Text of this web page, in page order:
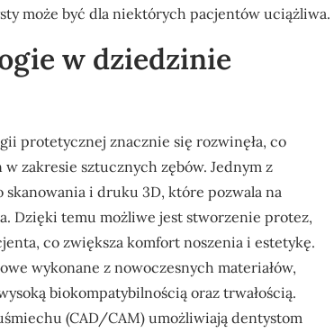
może być dla niektórych pacjentów uciążliwa.
w dziedzinie
protetycznej znacznie się rozwinęła, co
zakresie sztucznych zębów. Jednym z
i druku 3D, które pozwala na
Dzięki temu możliwe jest stworzenie protez,
co zwiększa komfort noszenia i estetykę.
wykonane z nowoczesnych materiałów,
biokompatybilnością oraz trwałością.
(CAD/CAM) umożliwiają dentystom